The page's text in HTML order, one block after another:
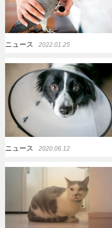
ニュース 2022.01.25
ニュース 2020.06.12